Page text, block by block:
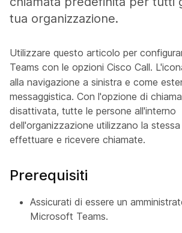
tua organizzazione.
Utilizzare questo articolo per
Teams con le opzioni Cisco Call.
alla navigazione a sinistra e come
messaggistica. Con l'opzione di
disattivata, tutte le persone all'interno
dell'organizzazione utilizzano la
effettuare e ricevere chiamate.
Prerequisiti
Assicurati di essere un
Microsoft Teams.